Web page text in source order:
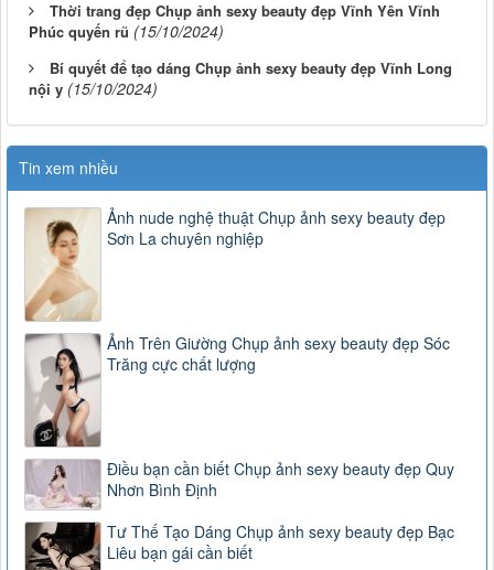
Thời trang đẹp Chụp ảnh sexy beauty đẹp Vĩnh Yên Vĩnh
Phúc quyến rũ (15/10/2024)
Bí quyết để tạo dáng Chụp ảnh sexy beauty đẹp Vĩnh Long
nội y (15/10/2024)
Tin xem nhiều
Ảnh nude nghệ thuật Chụp ảnh sexy beauty đẹp
Sơn La chuyên nghiệp
Ảnh Trên Giường Chụp ảnh sexy beauty đẹp Sóc
Trăng cực chất lượng
Điều bạn cần biết Chụp ảnh sexy beauty đẹp Quy
Nhơn Bình Định
Tư Thế Tạo Dáng Chụp ảnh sexy beauty đẹp Bạc
Liêu bạn gái cần biết